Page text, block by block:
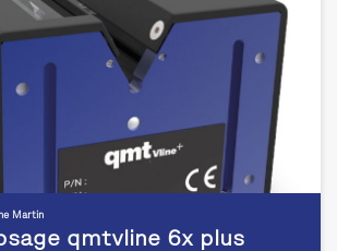
Martin
qmtvline 6x plus